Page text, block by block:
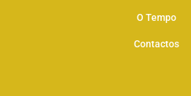
O Tempo
Contactos